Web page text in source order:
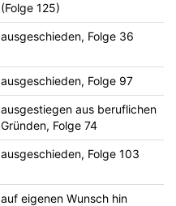
(Folge 125)
ausgeschieden, Folge 36
ausgeschieden, Folge 97
ausgestiegen aus beruflichen
Gründen, Folge 74
ausgeschieden, Folge 103
auf eigenen Wunsch hin